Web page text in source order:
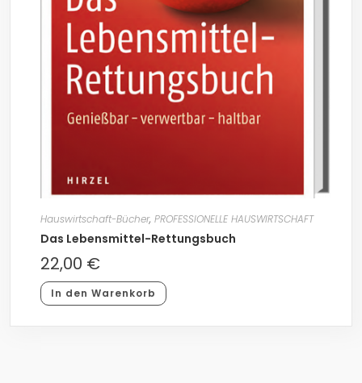
Hauswirtschaft-Bücher, PROFESSIONELLE HAUSWIRTSCHAFT
Das Lebensmittel-Rettungsbuch
22,00 €
In den Warenkorb